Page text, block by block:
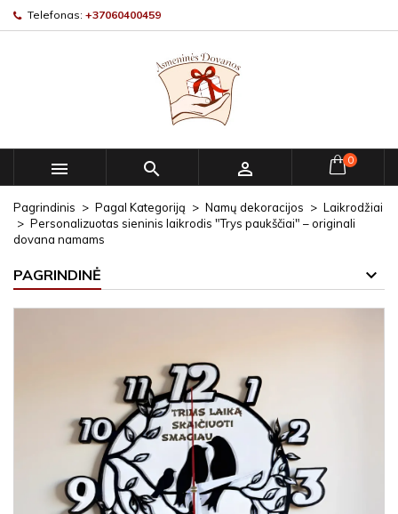
Telefonas: +37060400459
   0
Pagrindinis Pagal Kategoriją Namų dekoracijos
Laikrodžiai
Personalizuotas sieninis laikrodis "Trys paukščiai" – originali
dovana namams
PAGRINDINĖ